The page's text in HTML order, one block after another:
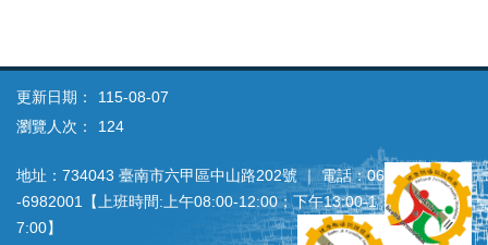
更新日期：
115-08-07
瀏覽人次：
124
地址：734043 臺南市六甲區中山路202號 ｜ 電話：06
‐6982001【上班時間:上午08:00‐12:00；下午13:00‐1
7:00】